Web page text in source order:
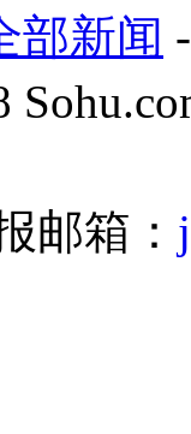
部新闻
邮箱：